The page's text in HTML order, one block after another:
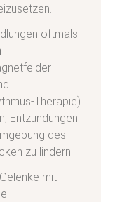
oftmals
Therapie).
Entzündungen
des
zu lindern.
mit